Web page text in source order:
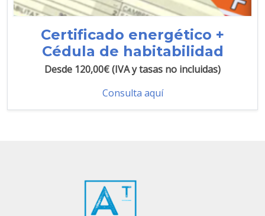
Certificado energético +
Cédula de habitabilidad
Desde 120,00€ (IVA y tasas no incluidas)
Consulta aquí